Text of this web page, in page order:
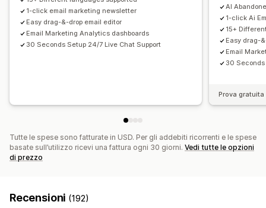
Gestione campagne
Strumento Editor
Modelli
Generazione basata sull’IA
Codice personalizzato
Raccolta consensi
Elenco di acquisizione via email
Elenco di acquisizione via SMS
Automazioni
Targeting
Geolocalizzazione
Segmentazione
Aggiunta di tag
Monitoraggio
Reportistica
1-click email marketing newsletter
Easy drag-&-drop email editor
Email Marketing Analytics dashboards
30 Seconds Setup 24/7 Live Chat Support
AI
1-click Ai
15+
Easy drag-
Email
30
Prova
Tutte le spese sono fatturate in USD. Per gli addebiti ricorrenti e le spese
basate sull’utilizzo ricevi una fattura ogni 30 giorni. Vedi tutte le opzioni
di prezzo
Recensioni (192)